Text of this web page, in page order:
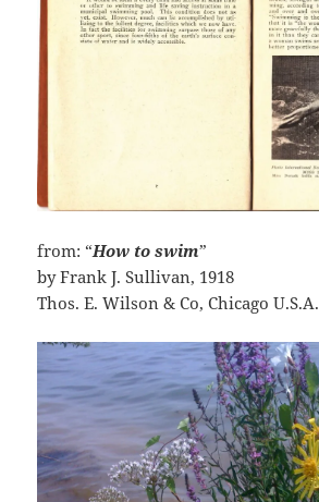
from: “How to swim”
by Frank J. Sullivan, 1918
Thos. E. Wilson & Co, Chicago U.S.A.